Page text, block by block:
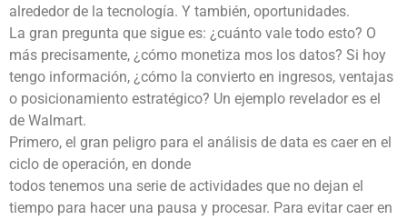
alrededor de la tecnología. Y también, oportunidades.
La gran pregunta que sigue es: ¿cuánto vale todo esto? O
más precisamente, ¿cómo monetiza mos los datos? Si hoy
tengo información, ¿cómo la convierto en ingresos, ventajas
o posicionamiento estratégico? Un ejemplo revelador es el
de Walmart.
Primero, el gran peligro para el análisis de data es caer en el
ciclo de operación, en donde
todos tenemos una serie de actividades que no dejan el
tiempo para hacer una pausa y procesar. Para evitar caer en